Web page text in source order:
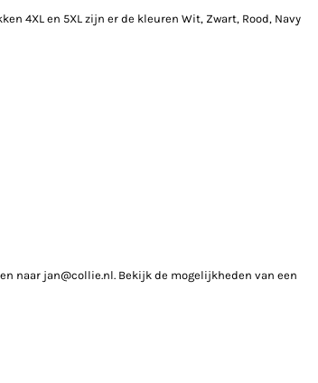
4XL en 5XL zijn er de kleuren Wit, Zwart, Rood, Navy
naar jan@collie.nl. Bekijk de mogelijkheden van een